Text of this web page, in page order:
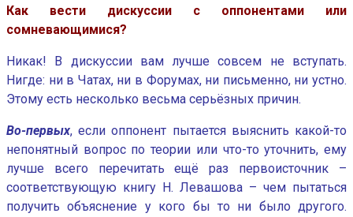
Как вести дискуссии с оппонентами или
сомневающимися?
Никак! В дискуссии вам лучше совсем не вступать.
Нигде: ни в Чатах, ни в Форумах, ни письменно, ни устно.
Этому есть несколько весьма серьёзных причин.
Во-первых, если оппонент пытается выяснить какой-то
непонятный вопрос по теории или что-то уточнить, ему
лучше всего перечитать ещё раз первоисточник –
соответствующую книгу Н. Левашова – чем пытаться
получить объяснение у кого бы то ни было другого.